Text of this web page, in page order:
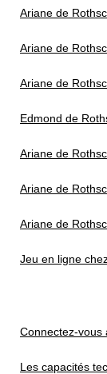
Ariane de
Ariane de
Ariane de
Edmond de
Ariane de
Ariane de
Ariane de
Jeu en ligne
Connectez-vous
Les capacités